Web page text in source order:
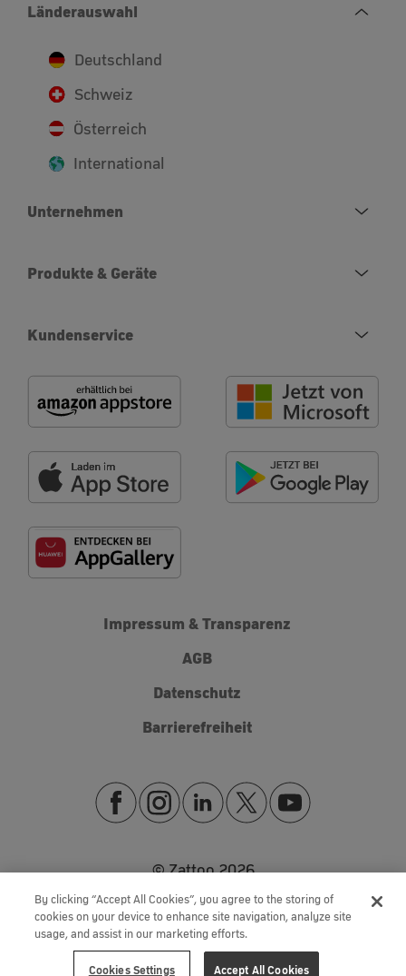
Länderauswahl
Deutschland
Schweiz
Österreich
International
Unternehmen
Produkte & Geräte
Kundenservice
Impressum & Transparenz
AGB
Datenschutz
Barrierefreiheit
© Zattoo2026
By clicking “Accept All Cookies”, you agree to the storing of
cookies on your device to enhance site navigation, analyze site
usage, and assist in our marketing efforts.
Cookies Settings Accept All Cookies